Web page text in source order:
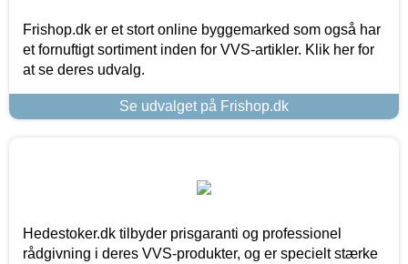
Frishop.dk er et stort online byggemarked som også har
et fornuftigt sortiment inden for VVS-artikler. Klik her for
at se deres udvalg.
Se udvalget på Frishop.dk
Hedestoker.dk tilbyder prisgaranti og professionel
rådgivning i deres VVS-produkter, og er specielt stærke